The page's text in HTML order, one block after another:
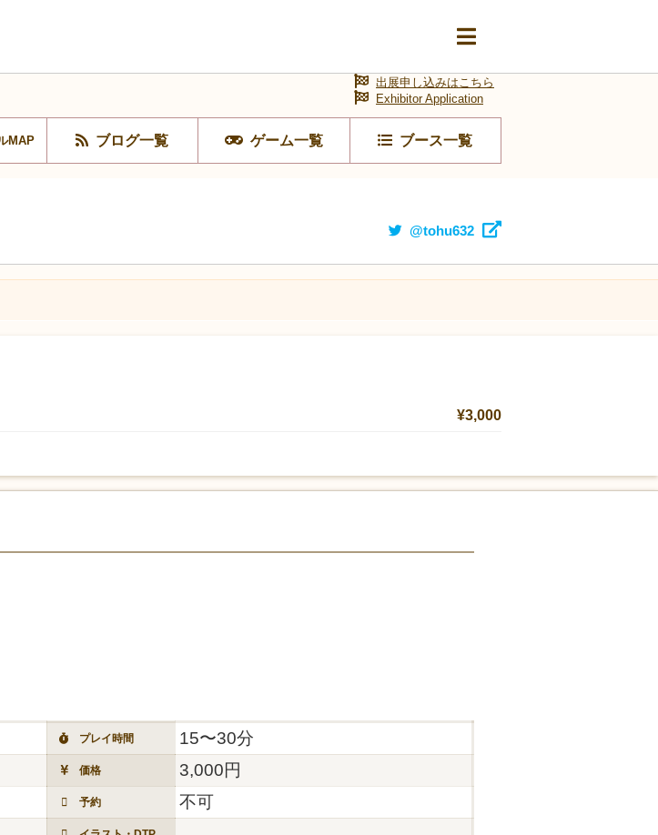
MAP ブログ一覧 ゲーム一覧 ブース一覧
出展申し込みはこちら
Exhibitor Application
@tohu632
¥3,000
プレイ時間 15〜30分
価格 3,000円
予約 不可